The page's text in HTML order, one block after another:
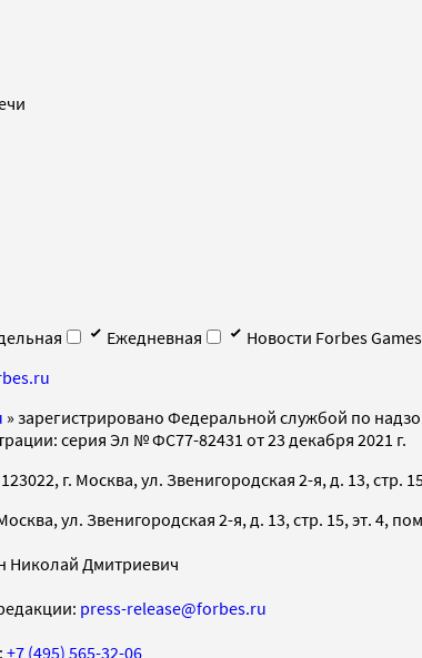
Ежедневная
Новости Forbes Games
» зарегистрировано Федеральной службой по
серия Эл № ФС77-82431 от 23 декабря 2021 г.
г. Москва, ул. Звенигородская 2-я, д. 13, стр.
ул. Звенигородская 2-я, д. 13, стр. 15, эт. 4,
Николай Дмитриевич
press-release@forbes.ru
+7 (495) 565-32-06